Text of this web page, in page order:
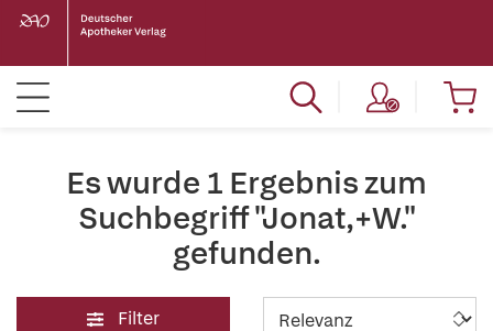
Es wurde 1 Ergebnis zum
Suchbegriff "Jonat,+W."
gefunden.
Filter